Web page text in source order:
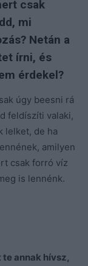
csak
mi
Netán a
írni, és
érdekel?
úgy beesni rá
feldíszíti valaki,
lelket, de ha
amilyen
csak forró víz
is lennénk.
annak hívsz,